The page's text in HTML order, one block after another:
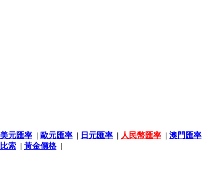
美元匯率 | 歐元匯率 | 日元匯率 | 人民幣匯率 | 澳門匯率
比索 | 黃金價格|